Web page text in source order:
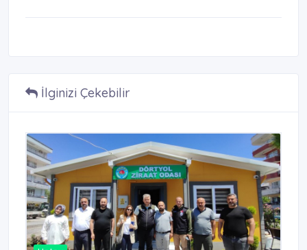
İlginizi Çekebilir